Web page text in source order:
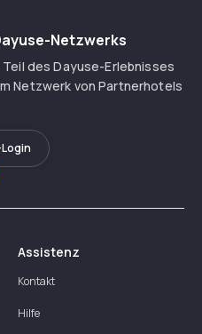
Netzwerks
des Dayuse-Erlebnisses
Netzwerk von Partnerhotels
Assistenz
Kontakt
Hilfe